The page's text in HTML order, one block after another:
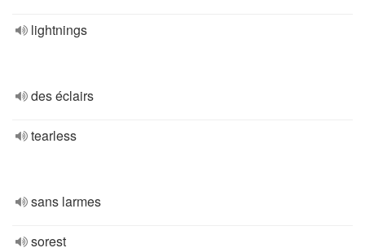
lightnings
des éclairs
tearless
sans larmes
sorest